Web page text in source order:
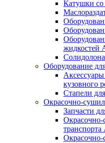
Катушки
жидкостей
Оборудование
кузовного
Стапели
Окрасочно-
Запчасти
Окрасочно-
транспорта